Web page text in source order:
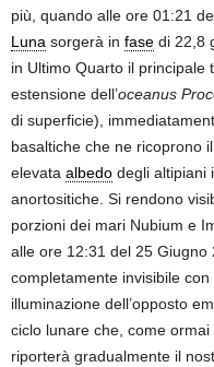
più, quando alle ore 01:21
Luna sorgerà in fase di 22,8
in Ultimo Quarto il principale
estensione dell’oceanus
di superficie),
basaltiche che ne ricoprono
elevata albedo degli altipiani
anortositiche. Si rendono
porzioni dei mari Nubium e
alle ore 12:31 del 25 Giugno
completamente invisibile
illuminazione dell’opposto
ciclo lunare che, come
riporterà gradualmente il